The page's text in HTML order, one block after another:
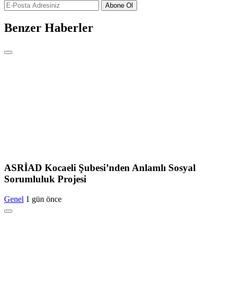
Abone Ol
Benzer Haberler
ASRİAD Kocaeli Şubesi’nden Anlamlı Sosyal
Sorumluluk Projesi
Genel 1 gün önce